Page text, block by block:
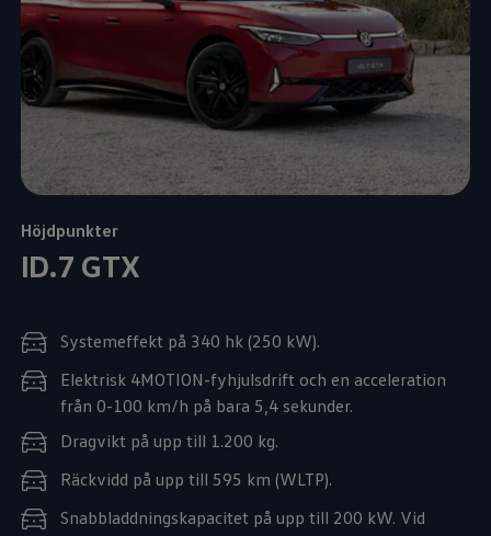
Höjdpunkter
ID.7 GTX
Systemeffekt på 340 hk (250 kW).
Elektrisk 4MOTION-fyhjulsdrift och en acceleration
från 0-100 km/h på bara 5,4 sekunder.
Dragvikt på upp till 1.200 kg.
Räckvidd på upp till 595 km (WLTP).
Snabbladdningskapacitet på upp till 200 kW. Vid